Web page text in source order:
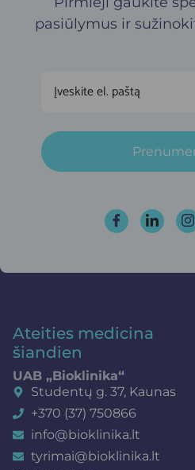
pasiūlymus ir
Ateities medicina
šiandien
UAB „Bioklinika“
Studentų g. 37, Kaunas
+370 (37) 750866
info@bioklinika.lt
tyrimai@bioklinika.lt